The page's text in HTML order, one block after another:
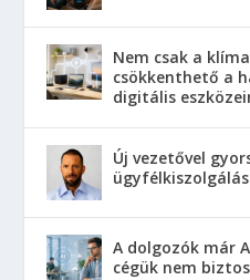
Nem csak a
csökkenthető a
digitális
Új vezetővel
A dolgozók már
cégük nem